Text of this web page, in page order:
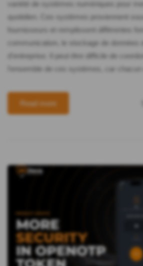
variété de systèmes numériques pour
quotidien. Ces systèmes proviennent
fournisseurs et remplissent différentes
communication, le stockage de données
d'entreprise. Il peut être difficile de
l'ensemble de ces systèmes, car chacun
Read more